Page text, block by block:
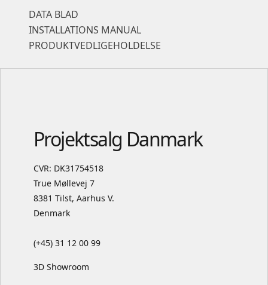
DATA BLAD
INSTALLATIONS MANUAL
PRODUKTVEDLIGEHOLDELSE
Projektsalg Danmark
CVR: DK31754518
True Møllevej 7
8381 Tilst, Aarhus V.
Denmark
(+45) 31 12 00 99
3D Showroom